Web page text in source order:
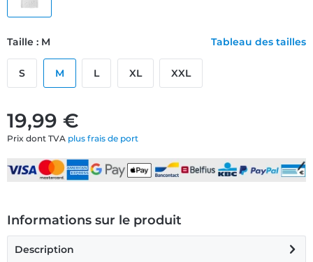
19,99 €
Prix dont TVA plus frais de port
Taille : M Tableau des tailles
S M L XL XXL
Informations sur le produit
Description